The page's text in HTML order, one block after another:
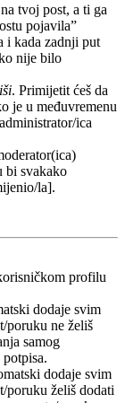
tvoj post, a ti ga
pojavila”
i kada zadnji put
nije bilo
. Primijetit ćeš da
je u međuvremenu
ica
bi svakako
la].
profilu
dodaje svim
poruku ne želiš
samog
dodaje svim
poruku želiš dodati